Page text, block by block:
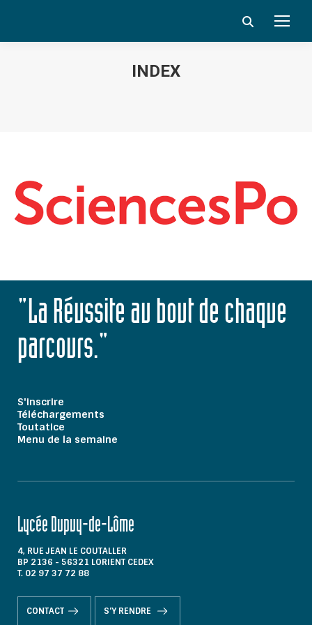
Search:
INDEX
"La Réussite au bout de chaque
parcours."
S'inscrire
Téléchargements
Toutatice
Menu de la semaine
Lycée Dupuy-de-Lôme
4, RUE JEAN LE COUTALLER
BP 2136 - 56321 LORIENT CEDEX
T. 02 97 37 72 88
CONTACT S'Y RENDRE